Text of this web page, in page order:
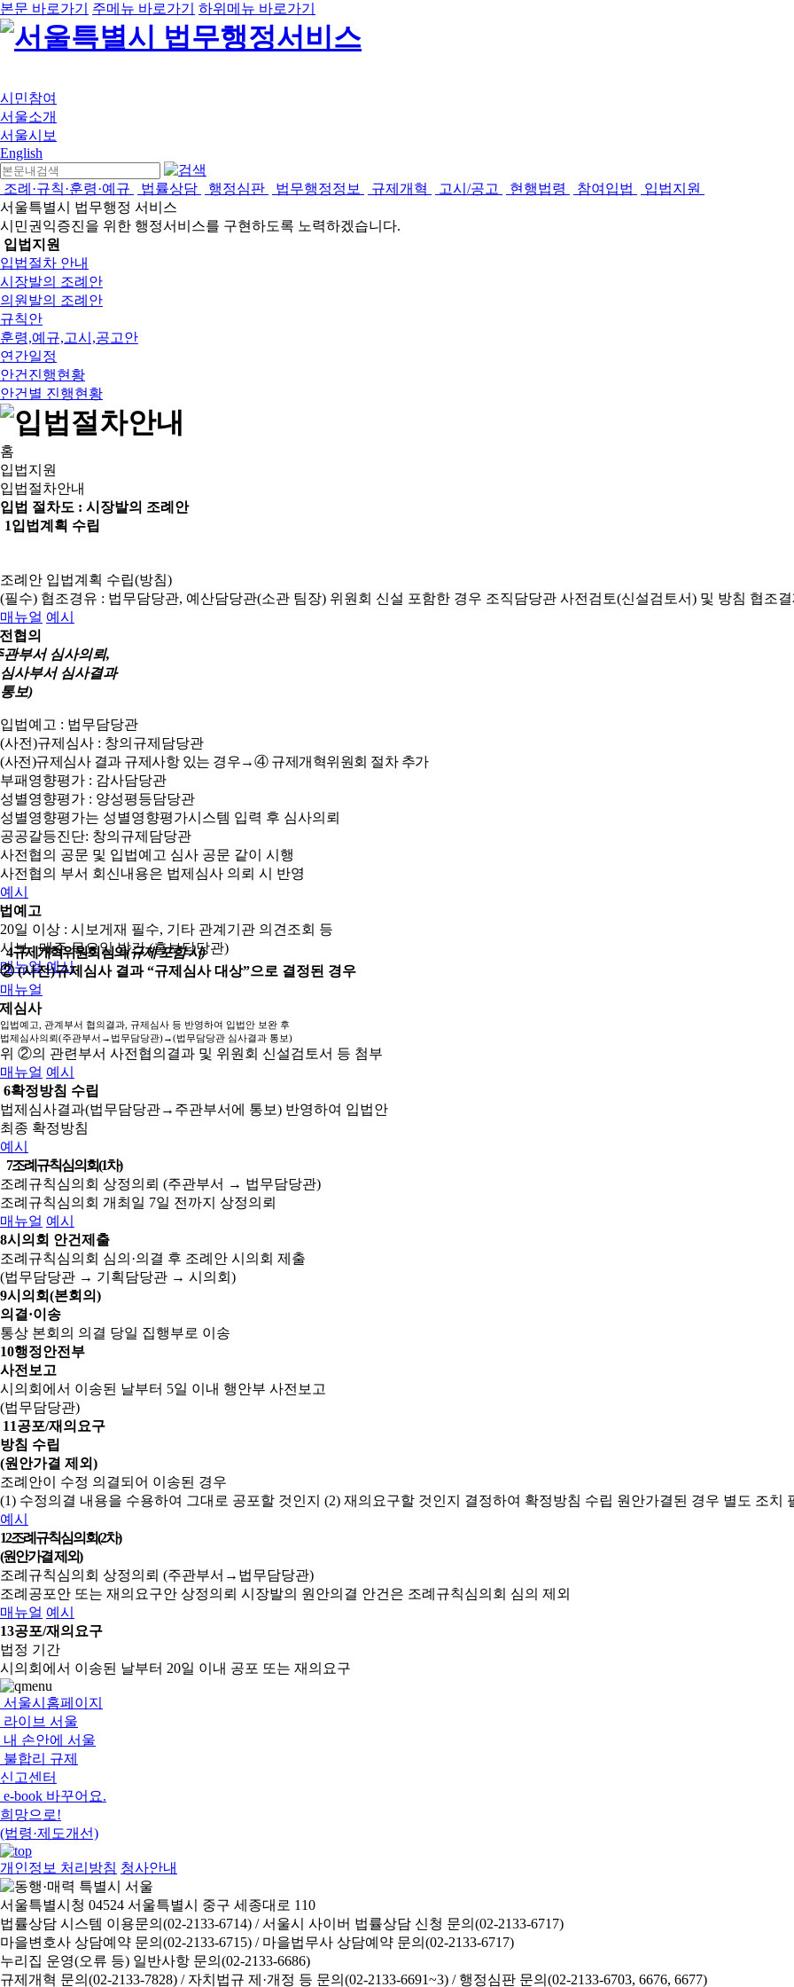
본문 바로가기 주메뉴 바로가기 하위메뉴 바로가기
시민참여
서울소개
서울시보
English
조례·규칙·훈령·예규 법률상담 행정심판 법무행정정보 규제개혁 고시/공고 현행법령 참여입법
입법지원
서울특별시 법무행정 서비스
시민권익증진을 위한 행정서비스를 구현하도록 노력하겠습니다.
입법지원
입법절차 안내
시장발의 조례안
의원발의 조례안
규칙안
훈령,예규,고시,공고안
연간일정
안건진행현황
안건별 진행현황
홈
입법지원
입법절차안내
입법 절차도 : 시장발의 조례안
1입법계획 수립
조례안 입법계획 수립(방침)
(필수) 협조경유 : 법무담당관, 예산담당관(소관 팀장) 위원회 신설 포함한 경우 조직담당관 사전검토(신설검토서) 및 방침 협조
매뉴얼 예시
협의
관부서 심사의뢰,
심사부서 심사결과
통보)
입법예고 : 법무담당관
(사전)규제심사 : 창의규제담당관
(사전)규제심사 결과 규제사항 있는 경우→④ 규제개혁위원회 절차 추가
부패영향평가 : 감사담당관
성별영향평가 : 양성평등담당관
성별영향평가는 성별영향평가시스템 입력 후 심사의뢰
공공갈등진단: 창의규제담당관
사전협의 공문 및 입법예고 심사 공문 같이 시행
사전협의 부서 회신내용은 법제심사 의뢰 시 반영
예시
예고
20일 이상 : 시보게재 필수, 기타 관계기관 의견조회 등
시보 : 매주 목요일 발간 (홍보담당관)
매뉴얼 예시
4규제개혁위원회 심의(규제 포함 시)
② (사전)규제심사 결과 “규제심사 대상”으로 결정된 경우
매뉴얼
심사
입법예고, 관계부서 협의결과, 규제심사 등 반영하여 입법안 보완 후
법제심사의뢰(주관부서→법무담당관)→(법무담당관 심사결과 통보)
위 ②의 관련부서 사전협의결과 및 위원회 신설검토서 등 첨부
매뉴얼 예시
6확정방침 수립
법제심사결과(법무담당관→주관부서에 통보) 반영하여 입법안
최종 확정방침
예시
7조례규칙심의회(1차)
조례규칙심의회 상정의뢰 (주관부서 → 법무담당관)
조례규칙심의회 개최일 7일 전까지 상정의뢰
매뉴얼 예시
8시의회 안건제출
조례규칙심의회 심의·의결 후 조례안 시의회 제출
(법무담당관 → 기획담당관 → 시의회)
9시의회(본회의)
의결·이송
통상 본회의 의결 당일 집행부로 이송
10행정안전부
사전보고
시의회에서 이송된 날부터 5일 이내 행안부 사전보고
(법무담당관)
11공포/재의요구
방침 수립
(원안가결 제외)
조례안이 수정 의결되어 이송된 경우
(1) 수정의결 내용을 수용하여 그대로 공포할 것인지 (2) 재의요구할 것인지 결정하여 확정방침 수립 원안가결된 경우 별도 조치
예시
12조례규칙심의회(2차)
(원안가결 제외)
조례규칙심의회 상정의뢰 (주관부서→법무담당관)
조례공포안 또는 재의요구안 상정의뢰 시장발의 원안의결 안건은 조례규칙심의회 심의 제외
매뉴얼 예시
13공포/재의요구
법정 기간
시의회에서 이송된 날부터 20일 이내 공포 또는 재의요구
서울시홈페이지
라이브 서울
내 손안에 서울
불합리 규제
신고센터
e-book 바꾸어요.
희망으로!
(법령·제도개선)
개인정보 처리방침 청사안내
서울특별시청 04524 서울특별시 중구 세종대로 110
법률상담 시스템 이용문의(02-2133-6714) /서울시 사이버 법률상담 신청 문의(02-2133-6717)
마을변호사 상담예약 문의(02-2133-6715) / 마을법무사 상담예약 문의(02-2133-6717)
누리집 운영(오류 등) 일반사항 문의(02-2133-6686)
규제개혁 문의(02-2133-7828) / 자치법규 제·개정 등 문의(02-2133-6691~3) / 행정심판 문의(02-2133-6703, 6676, 6677)